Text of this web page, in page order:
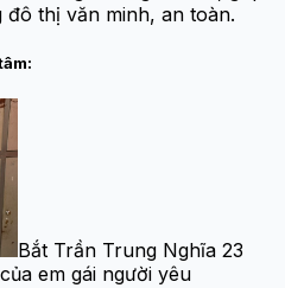
thị văn minh, an toàn.
Bắt Trần Trung Nghĩa 23
em gái người yêu